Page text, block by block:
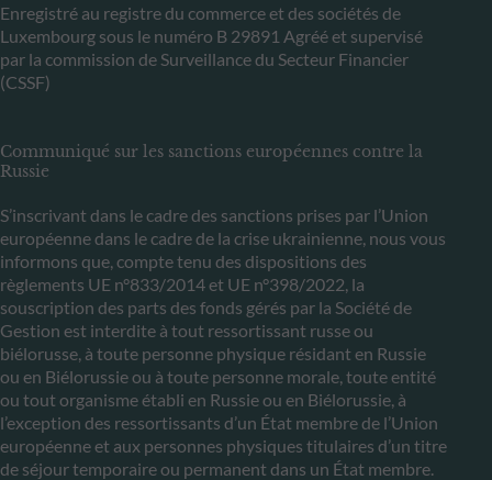
Enregistré au registre du commerce et des sociétés de
Luxembourg sous le numéro B 29891 Agréé et supervisé
par la commission de Surveillance du Secteur Financier
(CSSF)
Communiqué sur les sanctions européennes contre la
Russie
S’inscrivant dans le cadre des sanctions prises par l’Union
européenne dans le cadre de la crise ukrainienne, nous vous
informons que, compte tenu des dispositions des
règlements UE n°833/2014 et UE n°398/2022, la
souscription des parts des fonds gérés par la Société de
Gestion est interdite à tout ressortissant russe ou
biélorusse, à toute personne physique résidant en Russie
ou en Biélorussie ou à toute personne morale, toute entité
ou tout organisme établi en Russie ou en Biélorussie, à
l’exception des ressortissants d’un État membre de l’Union
européenne et aux personnes physiques titulaires d’un titre
de séjour temporaire ou permanent dans un État membre.